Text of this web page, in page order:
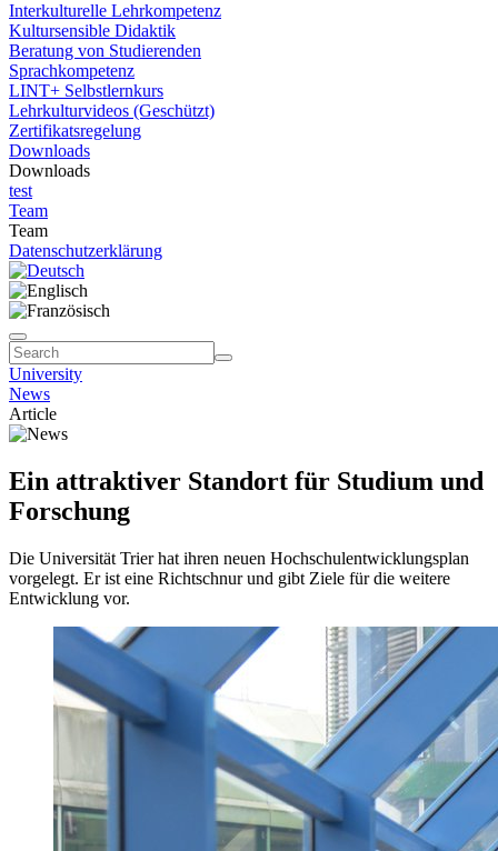
Interkulturelle Lehrkompetenz
Kultursensible Didaktik
Beratung von Studierenden
Sprachkompetenz
LINT+ Selbstlernkurs
Lehrkulturvideos (Geschützt)
Zertifikatsregelung
Downloads
Downloads
test
Team
Team
Datenschutzerklärung
University
News
Article
Ein attraktiver Standort für Studium und
Forschung
Die Universität Trier hat ihren neuen Hochschulentwicklungsplan
vorgelegt. Er ist eine Richtschnur und gibt Ziele für die weitere
Entwicklung vor.